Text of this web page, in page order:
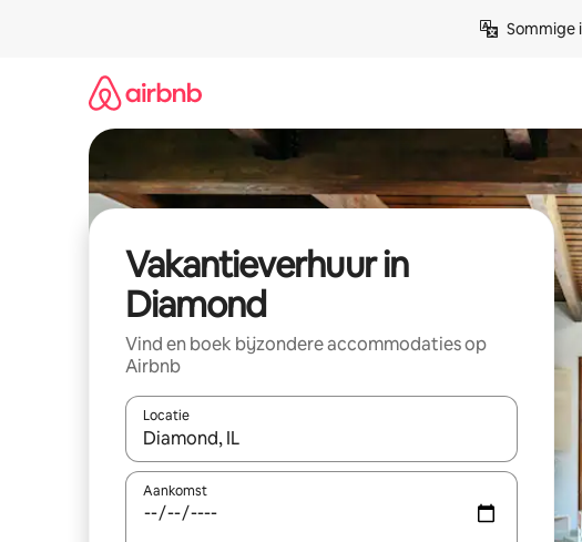
Sommige
Vakantieverhuur in
Diamond
Vind en boek bijzondere accommodaties op
Airbnb
Locatie
Wanneer er suggesties beschikbaar zijn, maak je een
Aankomst